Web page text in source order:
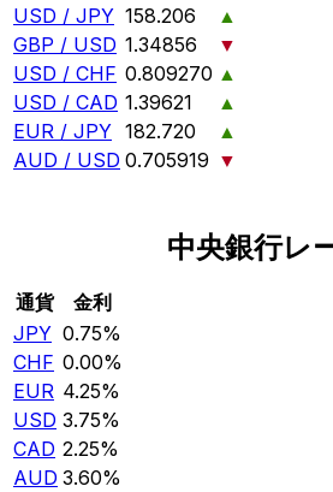
USD / JPY 158.206
▲
GBP / USD 1.34856
▼
USD / CHF 0.809270 ▲
USD / CAD 1.39621
▲
EUR / JPY 182.720
▲
AUD / USD 0.705919 ▼
中央銀行レ
通貨
金利
JPY 0.75%
CHF 0.00%
EUR 4.25%
USD 3.75%
CAD 2.25%
AUD 3.60%